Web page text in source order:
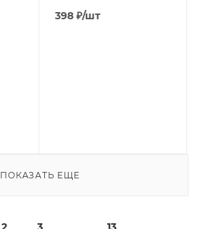
398 ₽/шт
ПОКАЗАТЬ ЕЩЕ